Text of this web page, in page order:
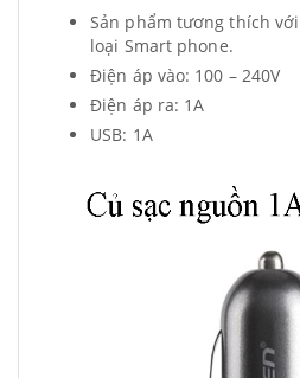
Sản phẩm tương thích
loại Smart phone.
Điện áp vào: 100 – 240V
Điện áp ra: 1A
USB: 1A